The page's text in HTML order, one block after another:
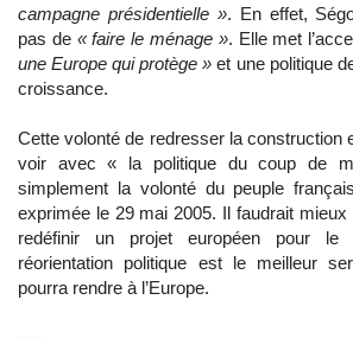
campagne présidentielle ». En effet,
pas de « faire le ménage ». Elle met
une Europe qui protège » et une politique
croissance.
Cette volonté de redresser la construction
voir avec « la politique du coup de
simplement la volonté du peuple
exprimée le 29 mai 2005. Il faudrait
redéfinir un projet européen pour le
réorientation politique est le meilleur
pourra rendre à l’Europe.